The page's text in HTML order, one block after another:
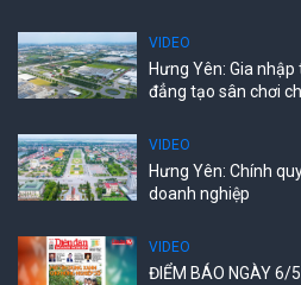
VIDEO
Hưng Yên: Gia
đẳng tạo sân chơi
VIDEO
Hưng Yên: Chính
doanh nghiệp
VIDEO
ĐIỂM BÁO NGÀY 6/